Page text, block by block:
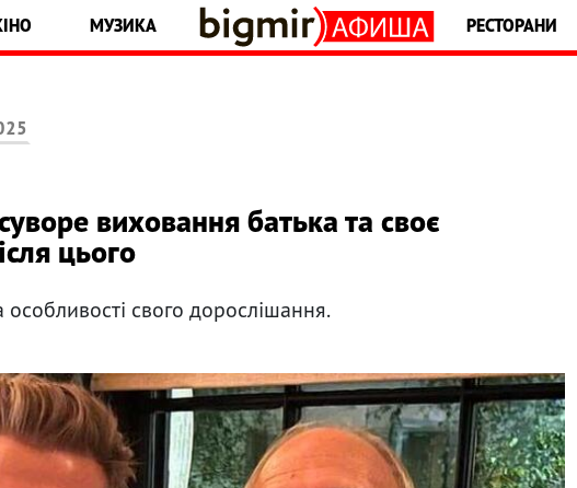
МУЗИКА РЕСТОРАНИ
виховання батька та своє
цього
свого дорослішання.